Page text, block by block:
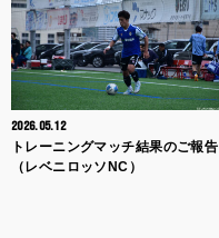
2026.05.12
トレーニングマッチ結果のご報告
（レベニロッソNC）